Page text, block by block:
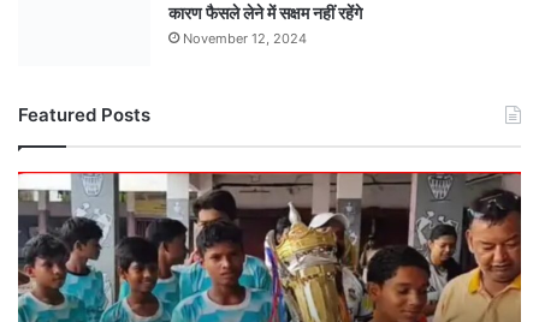
कारण फैसले लेने में सक्षम नहीं रहेंगे
November 12, 2024
Featured Posts
अंडर-15
टीम
बनी
मध्यसप्रदेश
राज्य